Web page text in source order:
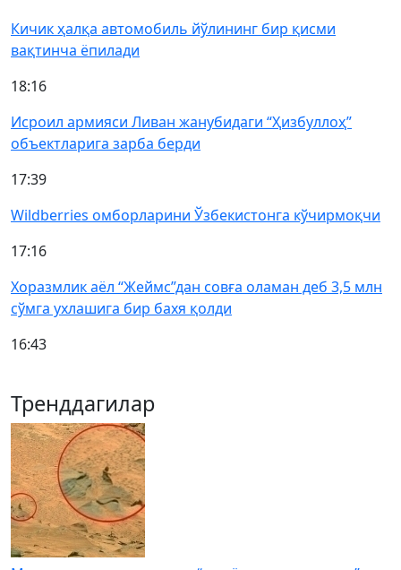
Кичик ҳалқа автомобиль йўлининг бир қисми
вақтинча ёпилади
18:16
Исроил армияси Ливан жанубидаги “Ҳизбуллоҳ”
объектларига зарба берди
17:39
Wildberries омборларини Ўзбекистонга кўчирмоқчи
17:16
Хоразмлик аёл “Жеймс”дан совға оламан деб 3,5 млн
сўмга ухлашига бир бахя қолди
16:43
Тренддагилар